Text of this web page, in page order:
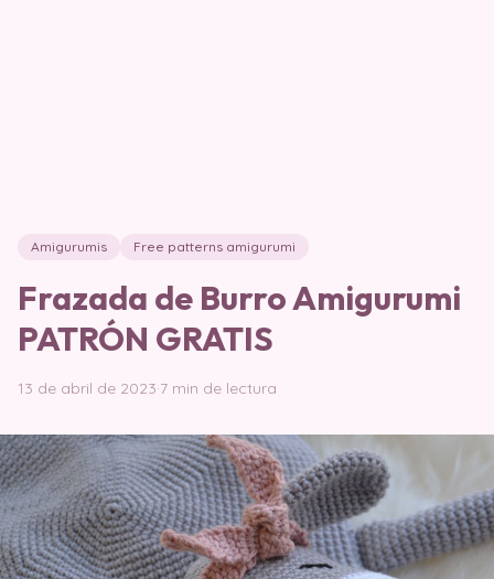
Amigurumis Free patterns amigurumi
Frazada de Burro Amigurumi
PATRÓN GRATIS
13 de abril de 2023·7 min de lectura